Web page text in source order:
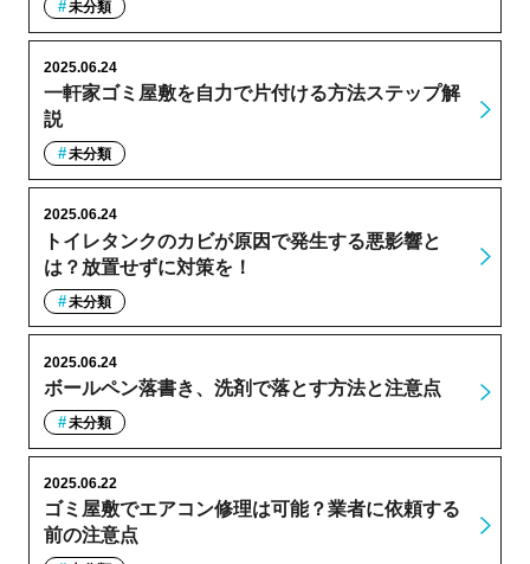
未分類
一軒家ゴミ屋敷を自力で片付ける方法ステップ解
説
2025.06.24
未分類
トイレタンクのカビが原因で発生する悪影響と
は？放置せずに対策を！
2025.06.24
未分類
ボールペン落書き、洗剤で落とす方法と注意点
2025.06.24
未分類
ゴミ屋敷でエアコン修理は可能？業者に依頼する
前の注意点
2025.06.22